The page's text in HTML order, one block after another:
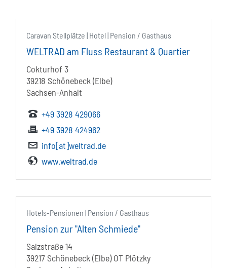
Caravan Stellplätze | Hotel | Pension / Gasthaus
WELTRAD am Fluss Restaurant & Quartier
Cokturhof 3
39218 Schönebeck (Elbe)
Sachsen-Anhalt
+49 3928 429066
+49 3928 424962
info[at]weltrad.de
www.weltrad.de
Hotels-Pensionen | Pension / Gasthaus
Pension zur "Alten Schmiede"
Salzstraße 14
39217 Schönebeck (Elbe) OT Plötzky